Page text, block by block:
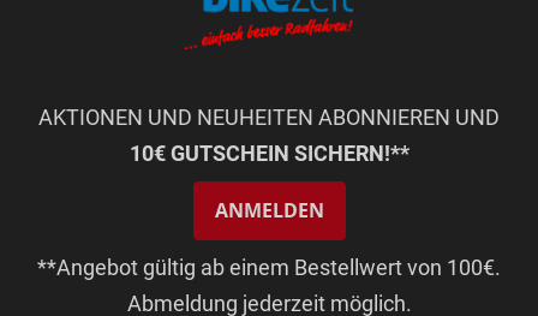
AKTIONEN UND NEUHEITEN ABONNIEREN UND
10€ GUTSCHEIN SICHERN!**
ANMELDEN
**Angebot gültig ab einem Bestellwert von 100€.
Abmeldung jederzeit möglich.